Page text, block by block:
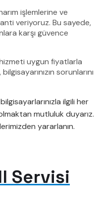
işlemlerine ve
veriyoruz. Bu sayede,
karşı güvence
uygun fiyatlarla
sorunlarını
ilgili her
mutluluk duyarız.
yararlanın.
Servisi